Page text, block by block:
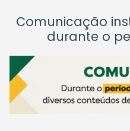
Comunicação
durante o